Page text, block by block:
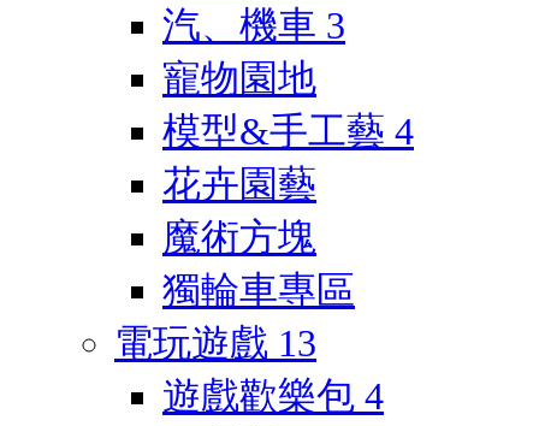
汽、機車 3
寵物園地
模型&手工藝 4
花卉園藝
魔術方塊
獨輪車專區
電玩遊戲 13
遊戲歡樂包 4